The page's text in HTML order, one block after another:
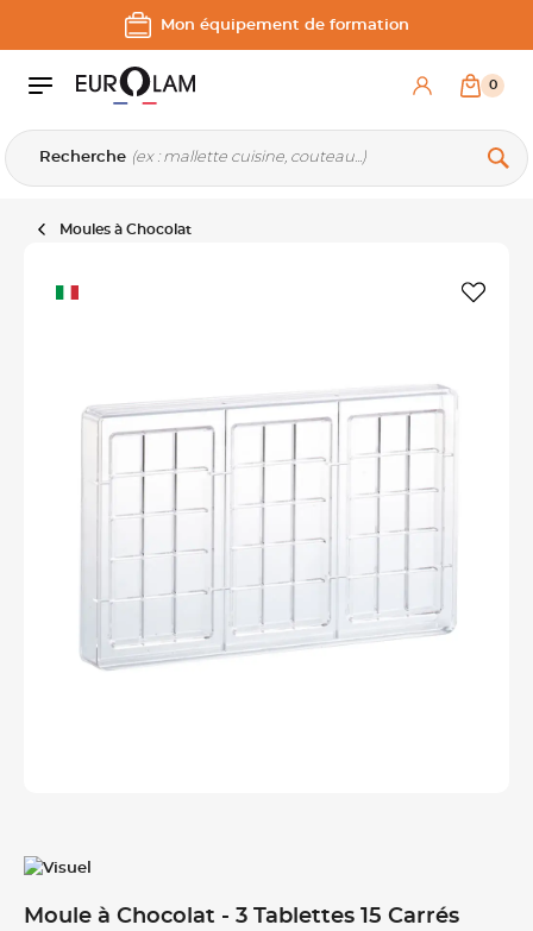
Aller au contenu
Aller à la navigation principale
Mon équipement de formation
Recherche
0
Moules à Chocolat
Moule à Chocolat - 3 Tablettes 15 Carrés